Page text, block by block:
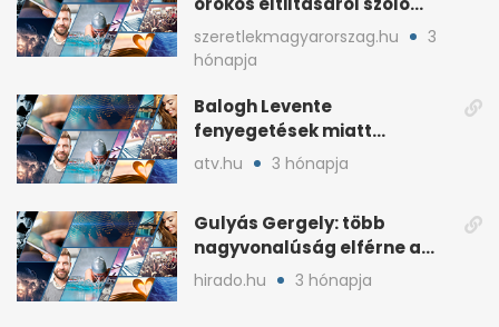
népszavazást
szeretlekmagyarorszag.hu
3
hónapja
Balogh Levente
fenyegetések miatt
lemondta erdélyi előadás-
atv.hu 3 hónapja
Gulyás Gergely: több
nagyvonalúság elférne a
kétharmados győztesekben
hirado.hu 3 hónapja